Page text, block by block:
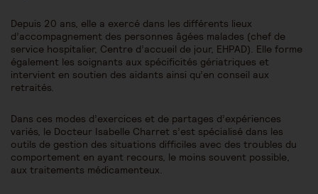
Depuis 20 ans, elle a exercé dans les différents lieux
d’accompagnement des personnes âgées malades (chef de
service hospitalier, Centre d’accueil de jour, EHPAD). Elle forme
également les soignants aux spécificités gériatriques et
intervient en soutien des aidants ainsi qu’en conseil aux
retraités.
Dans ces modes d’exercices et de partages d’expériences
variés, le Docteur Isabelle Charret s’est spécialisé dans les
outils de gestion des situations difficiles avec des troubles du
comportement en ayant recours, le moins souvent possible,
aux traitements médicamenteux.